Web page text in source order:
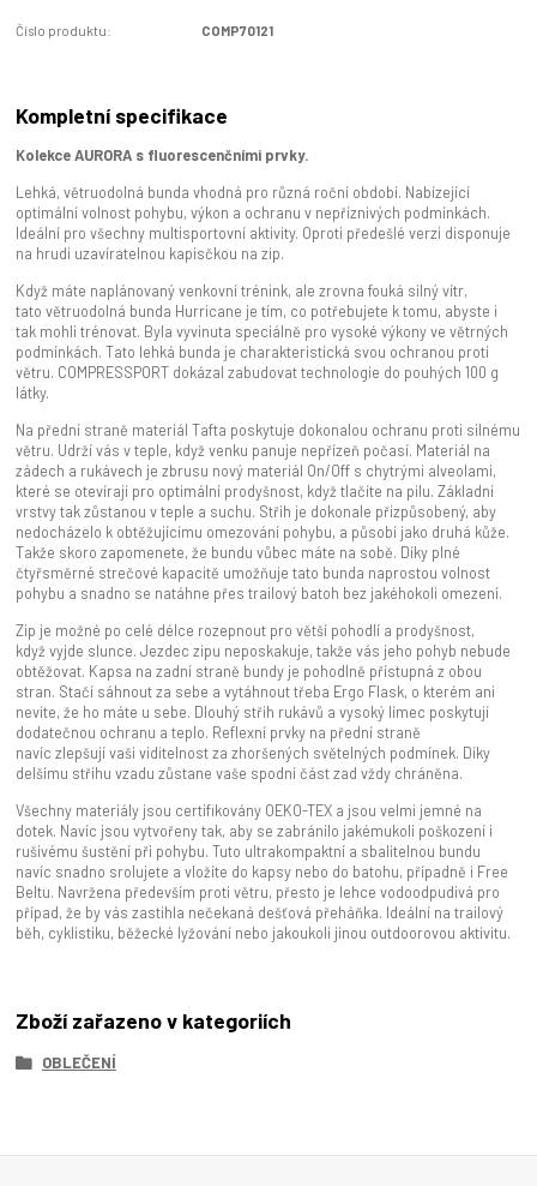
Číslo produktu: COMP70121
Kompletní specifikace
Kolekce AURORA s fluorescenčními prvky.
Lehká, větruodolná bunda vhodná pro různá roční období. Nabízející
optimální volnost pohybu, výkon a ochranu v nepříznivých podmínkách.
Ideální pro všechny multisportovní aktivity. Oproti předešlé verzi disponuje
na hrudi uzavíratelnou kapisčkou na zip.
Když máte naplánovaný venkovní trénink, ale zrovna fouká silný vítr,
tato větruodolná bunda Hurricane je tím, co potřebujete k tomu, abyste i
tak mohli trénovat. Byla vyvinuta speciálně pro vysoké výkony ve větrných
podmínkách. Tato lehká bunda je charakteristická svou ochranou proti
větru. COMPRESSPORT dokázal zabudovat technologie do pouhých 100 g
látky.
Na přední straně materiál Tafta poskytuje dokonalou ochranu proti silnému
větru. Udrží vás v teple, když venku panuje nepřízeň počasí. Materiál na
zádech a rukávech je zbrusu nový materiál On/Off s chytrými alveolami,
které se otevírají pro optimální prodyšnost, když tlačíte na pilu. Základní
vrstvy tak zůstanou v teple a suchu. Střih je dokonale přizpůsobený, aby
nedocházelo k obtěžujícímu omezování pohybu, a působí jako druhá kůže.
Takže skoro zapomenete, že bundu vůbec máte na sobě. Díky plné
čtyřsměrné strečové kapacitě umožňuje tato bunda naprostou volnost
pohybu a snadno se natáhne přes trailový batoh bez jakéhokoli omezení.
Zip je možné po celé délce rozepnout pro větší pohodlí a prodyšnost,
když vyjde slunce. Jezdec zipu neposkakuje, takže vás jeho pohyb nebude
obtěžovat. Kapsa na zadní straně bundy je pohodlně přístupná z obou
stran. Stačí sáhnout za sebe a vytáhnout třeba Ergo Flask, o kterém ani
nevíte, že ho máte u sebe. Dlouhý střih rukávů a vysoký límec poskytují
dodatečnou ochranu a teplo. Reflexní prvky na přední straně
navíc zlepšují vaši viditelnost za zhoršených světelných podmínek. Díky
delšímu střihu vzadu zůstane vaše spodní část zad vždy chráněna.
Všechny materiály jsou certifikovány OEKO-TEX a jsou velmi jemné na
dotek. Navíc jsou vytvořeny tak, aby se zabránilo jakémukoli poškození i
rušivému šustění při pohybu. Tuto ultrakompaktní a sbalitelnou bundu
navíc snadno srolujete a vložíte do kapsy nebo do batohu, případně i Free
Beltu. Navržena především proti větru, přesto je lehce vodoodpudivá pro
případ, že by vás zastihla nečekaná dešťová přeháňka. Ideální na trailový
běh, cyklistiku, běžecké lyžování nebo jakoukoli jinou outdoorovou aktivitu.
Zboží zařazeno v kategoriích
OBLEČENÍ